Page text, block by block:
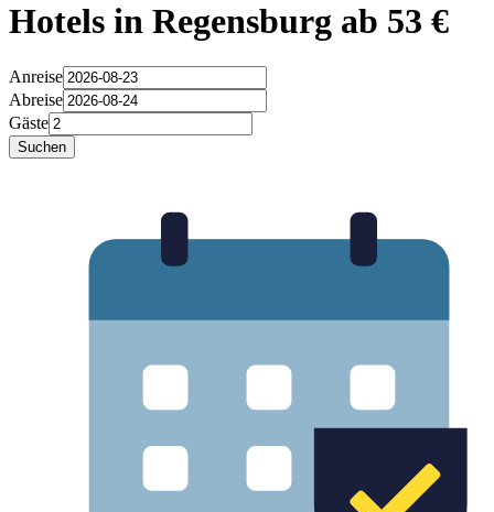
Hotels in Regensburg ab 53 €
Anreise
Abreise
Gäste
Suchen